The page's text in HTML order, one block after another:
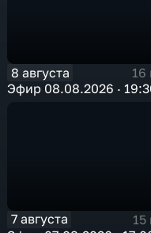
8 августа
16
Эфир 08.08.2026 ·
7 августа